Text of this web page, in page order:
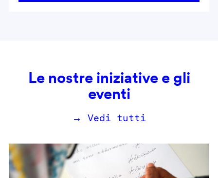
Le nostre iniziative e gli
eventi
→ Vedi tutti